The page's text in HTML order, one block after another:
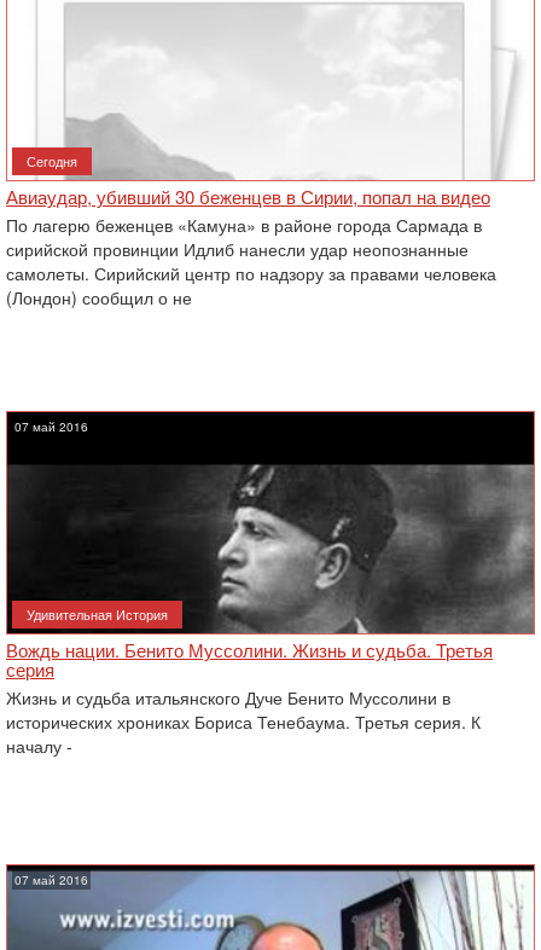
Сегодня
Авиаудар, убивший 30 беженцев в Сирии, попал на видео
По лагерю беженцев «Камуна» в районе города Сармада в
сирийской провинции Идлиб нанесли удар неопознанные
самолеты. Сирийский центр по надзору за правами человека
(Лондон) сообщил о не
07 май 2016
Удивительная История
Вождь нации. Бенито Муссолини. Жизнь и судьба. Третья
серия
Жизнь и судьба итальянского Дуче Бенито Муссолини в
исторических хрониках Бориса Тенебаума. Третья серия. К
началу -
07 май 2016